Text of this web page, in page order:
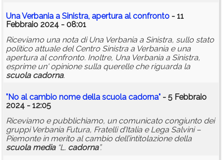
Una Verbania a Sinistra, apertura al confronto - 11
Febbraio 2024 - 08:01
Riceviamo una nota di Una Verbania a Sinistra, sullo stato
politico attuale del Centro Sinistra a Verbania e una
apertura al confronto. Inoltre, Una Verbania a Sinistra,
esprime un' opinione sulla querelle che riguarda la
scuola cadorna.
"No al cambio nome della scuola cadorna" - 5 Febbraio
2024 - 12:05
Riceviamo e pubblichiamo, un comunicato congiunto dei
gruppi Verbania Futura, Fratelli d’Italia e Lega Salvini –
Piemonte in merito al cambio dell’intitolazione della
scuola media“L. cadorna”.